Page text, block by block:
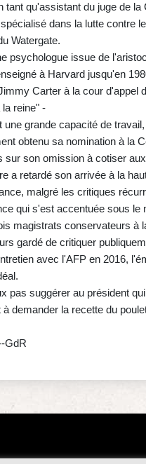
tant qu'assistant du juge de
dans la lutte contre
Watergate.
psychologue issue de
à Harvard jusqu'en
Carter à la cour d'appel
reine" -
une grande capacité de
obtenu sa nomination à la
sur son omission à cotiser
a retardé son arrivée à la
malgré les critiques
qui s'est accentuée sous
magistrats conservateurs à
gardé de critiquer
avec l'AFP en 2016,
pas suggérer au président
à demander la recette du
GdR